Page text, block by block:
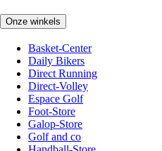
Onze winkels
Basket-Center
Daily Bikers
Direct Running
Direct-Volley
Espace Golf
Foot-Store
Galop-Store
Golf and co